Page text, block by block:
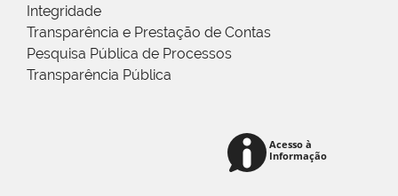
Integridade
Transparência e Prestação de Contas
Pesquisa Pública de Processos
Transparência Pública